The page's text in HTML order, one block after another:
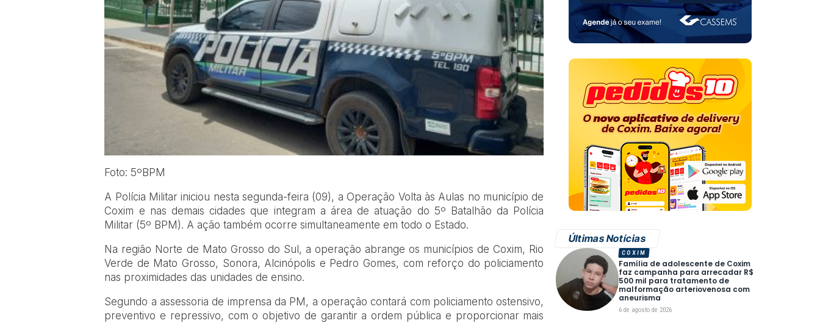
Foto: 5ºBPM
A Polícia Militar iniciou nesta segunda-feira (09), a Operação Volta às Aulas no município de
Coxim e nas demais cidades que integram a área de atuação do 5º Batalhão da Polícia
Militar (5º BPM). A ação também ocorre simultaneamente em todo o Estado.
Na região Norte de Mato Grosso do Sul, a operação abrange os municípios de Coxim, Rio
Verde de Mato Grosso, Sonora, Alcinópolis e Pedro Gomes, com reforço do policiamento
nas proximidades das unidades de ensino.
Segundo a assessoria de imprensa da PM, a operação contará com policiamento ostensivo,
preventivo e repressivo, com o objetivo de garantir a ordem pública e proporcionar mais
Últimas Notícias
Família de adolescente de Coxim
faz campanha para arrecadar R$
500 mil para tratamento de
malformação arteriovenosa com
aneurisma
6 de agosto de 2026
COXIM